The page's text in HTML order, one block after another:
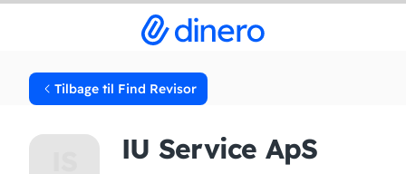
Tilbage til Find Revisor
IU Service ApS